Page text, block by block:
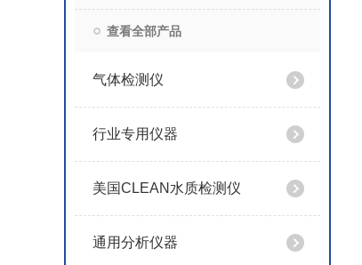
查看全部产品
气体检测仪
行业专用仪器
美国CLEAN水质检测仪
通用分析仪器